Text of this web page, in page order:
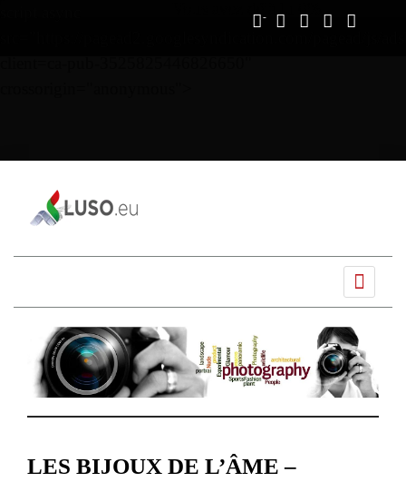
LES BIJOUX DE L’ÂME –
Ano
Mês
Próximo
Próximo